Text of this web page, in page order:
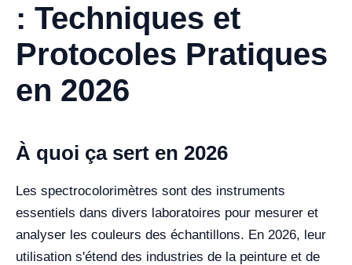
: Techniques et
Protocoles Pratiques
en 2026
À quoi ça sert en 2026
Les spectrocolorimètres sont des instruments
essentiels dans divers laboratoires pour mesurer et
analyser les couleurs des échantillons. En 2026, leur
utilisation s'étend des industries de la peinture et de